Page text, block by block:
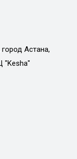
Астана,
"Kesha"